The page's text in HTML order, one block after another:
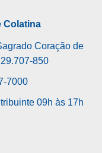
Colatina
Coração de
850
7000
09h às 17h